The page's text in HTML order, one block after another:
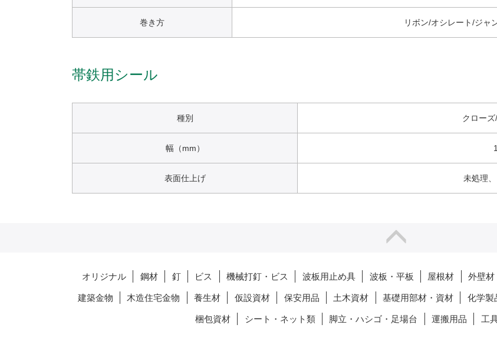
巻き方 リボン/オシレート/ジャ
帯鉄用シール
種別 クロー
幅（mm）
表面仕上げ 未処理
オリジナル 鋼材 釘 ビス 機械打釘・ビス 波板用止め具 波板・平板 屋根材 外壁材
建築金物 木造住宅金物 養生材 仮設資材 保安用品 土木資材 基礎用部材・資材 化学製
梱包資材 シート・ネット類 脚立・ハシゴ・足場台 運搬用品 工